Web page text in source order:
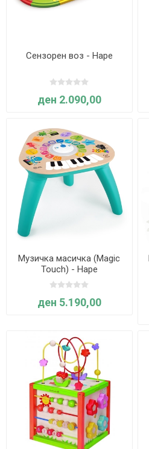
Сензорен воз - Hape
ден 2.090,00
Музичка масичка (Magic
Touch) - Hape
ден 5.190,00